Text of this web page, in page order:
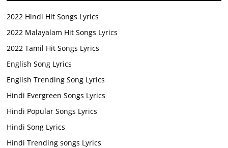
2022 Hindi Hit Songs Lyrics
2022 Malayalam Hit Songs Lyrics
2022 Tamil Hit Songs Lyrics
English Song Lyrics
English Trending Song Lyrics
Hindi Evergreen Songs Lyrics
Hindi Popular Songs Lyrics
Hindi Song Lyrics
Hindi Trending songs Lyrics